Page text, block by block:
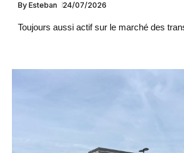
By Esteban 24/07/2026
Toujours aussi actif sur le marché des